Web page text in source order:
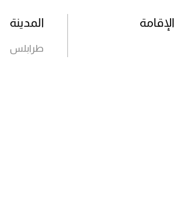
الإقامة المدينة
طرابلس